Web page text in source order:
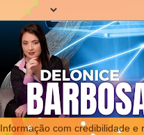
Informação com credibilidade e